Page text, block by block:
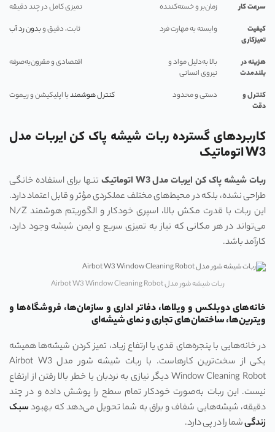
سرعت کار زمان‌بر و خسته‌کننده
تمیزی کامل در چند دقیقه
کیفیت
تمیزکاری
وابسته به مهارت فرد ثابت، دقیق وبدون رد آب
هزینه در
بلندمدت
بالا به‌دلیل مواد و
نیروی انسانی
اقتصادی و مقرون‌به‌صرفه
کنترل و
دقت
دستی و محدود کنترل هوشمندبا اپلیکیشن و ریموت
کاربردهای گسترده ربات شیشه پاک کن ایربات مدل
W3 اتوماتیک
ربات شیشه پاک کن ایربات مدلW3 اتوماتیک تنها برای استفاده خانگی
طراحی نشده، بلکه در محیط‌های مختلف عملکردی مؤثر و قابل اعتماد دارد.
این ربات با قدرت مکش بالا، اسپری خودکار و الگوریتم هوشمند N/Z
می‌تواند در هر مکانی که نیاز به تمیزی سریع و ایمن شیشه وجود دارد،
کارآمد باشد.
ربات شیشه‌ شور مدل Airbot W3 Window Cleaning Robot
خانه‌های دوبلکس و ویلاها، دفاتر اداری و سازمان‌ها، فروشگاه‌ها و
ویترین‌ها، ساختمان‌های تجاری و نمای شیشه‌ای
در خانه‌هایی با پنجره‌های قدی یا ارتفاع زیاد، تمیز کردن شیشه‌ها همیشه
یکی از سخت‌ترین کارهاست. با ربات شیشه‌ شور مدل Airbot W3
Window Cleaning Robot دیگر نیازی به نردبان یا خطر بالا رفتن از ارتفاع
نیست. این ربات به‌صورت خودکار تمام سطح را پوشش داده و در چند
دقیقه، شیشه‌هایی شفاف و براق به شما تحویل می‌دهد که بهبودسبک
زندگیشما را در پی دارد.